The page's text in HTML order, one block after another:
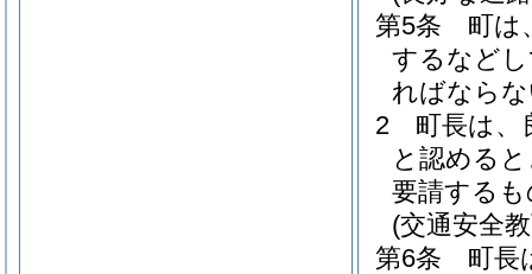
第5条
町は
するなど
ればなら
2
町長は、
と認める
要請する
(交通安全
第6条
町長